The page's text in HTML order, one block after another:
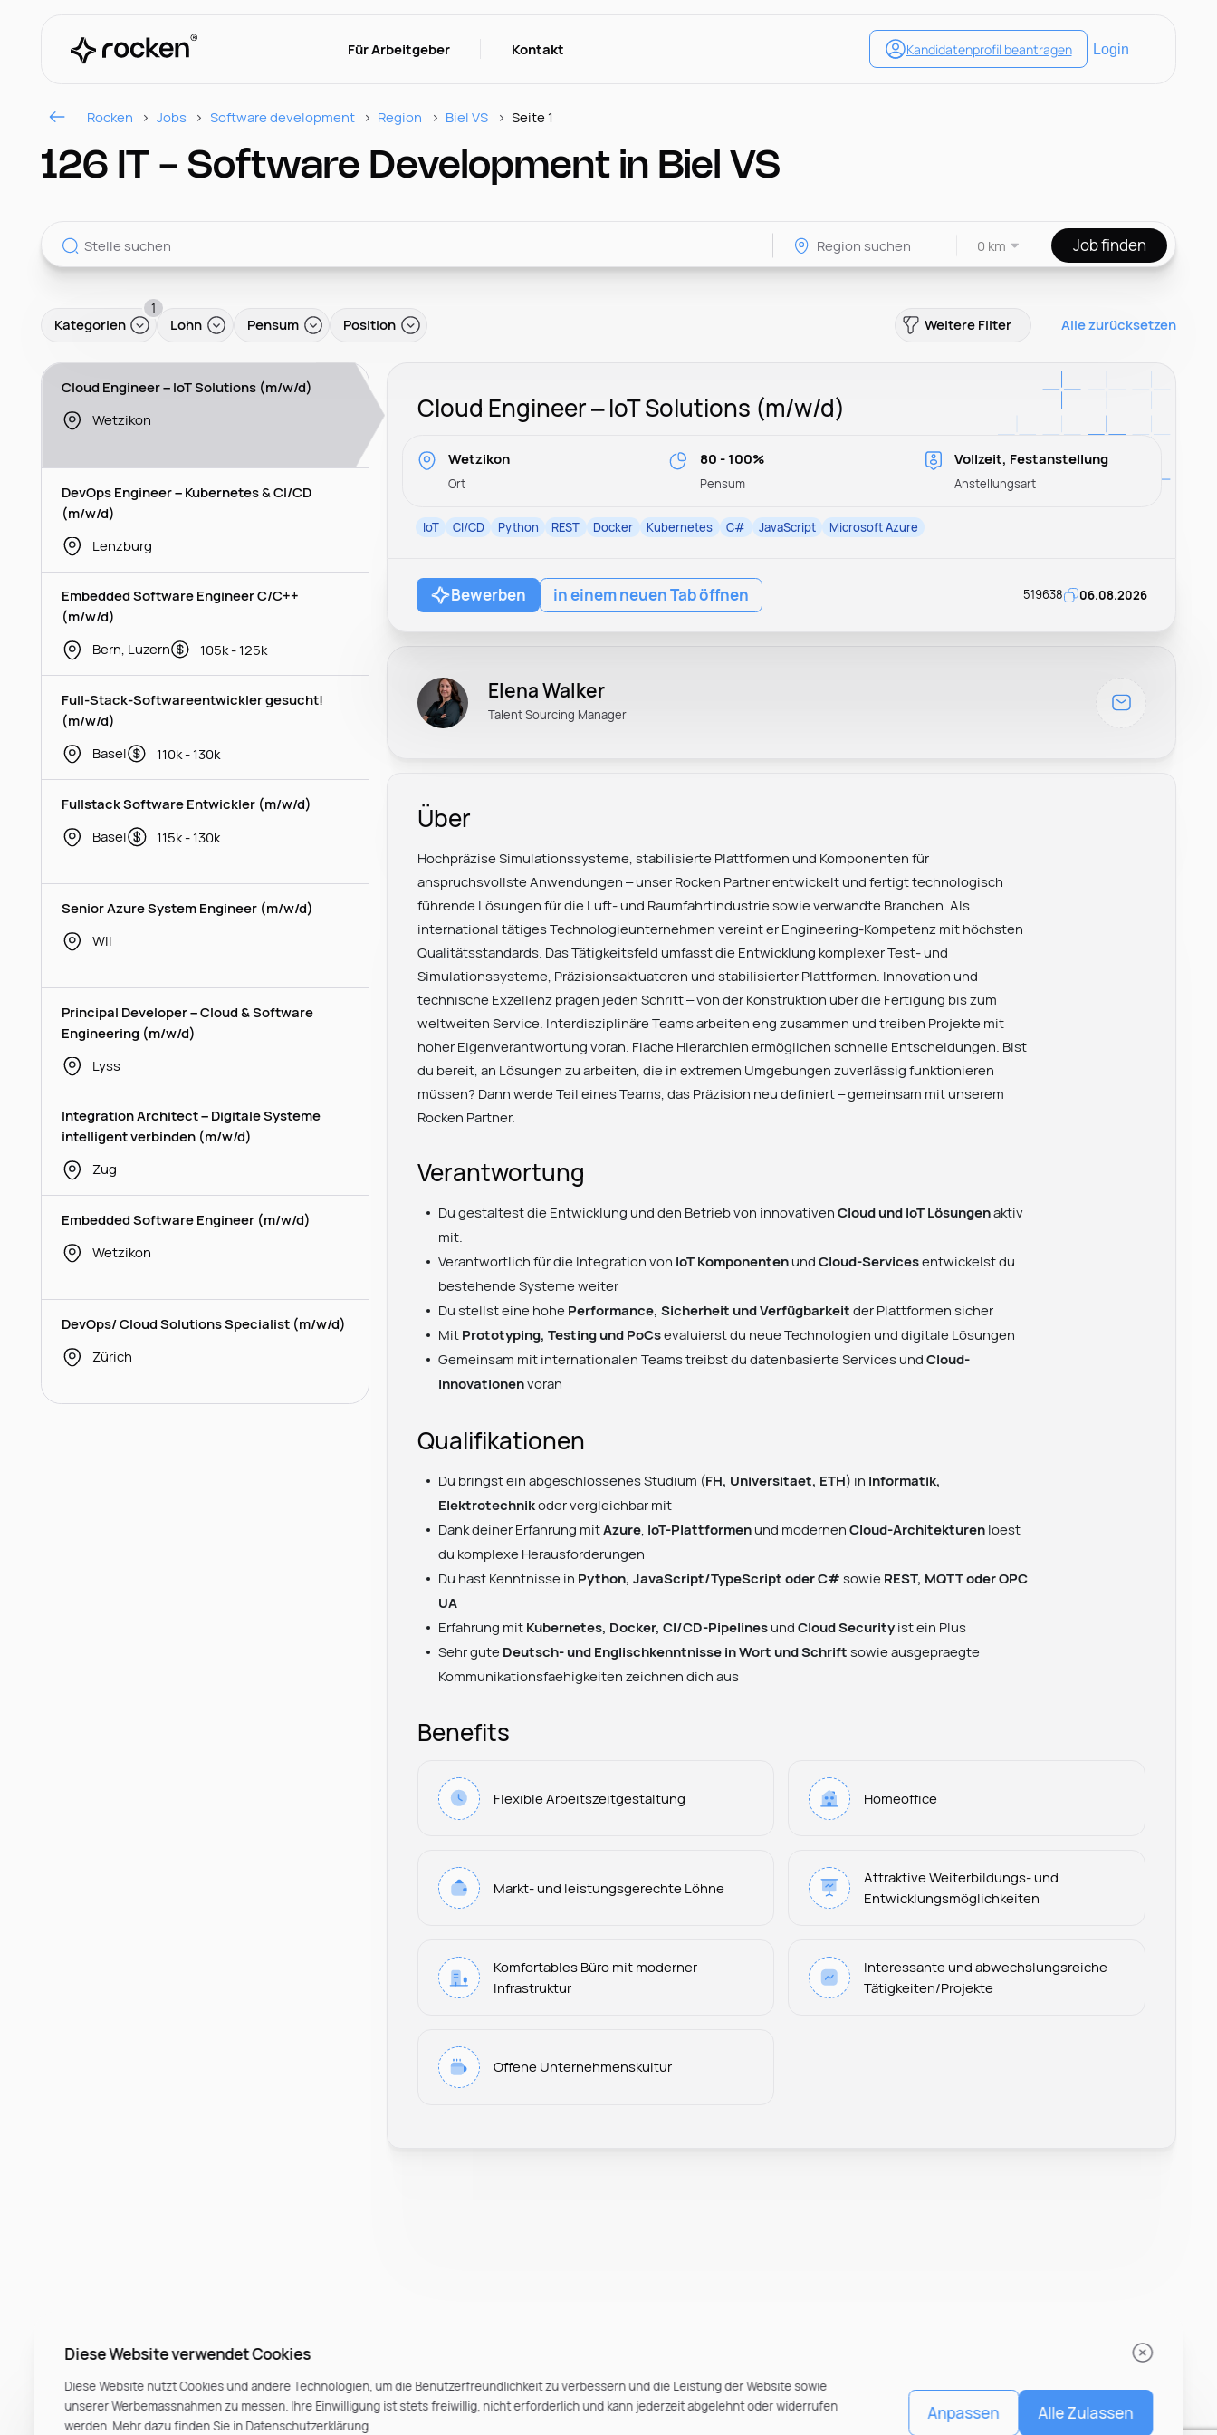
Für Arbeitgeber Kontakt
Rocken Jobs Software development Region Biel VS Seite 1
126 IT - Software Development in Biel VS
0 km Job finden
Kategorien
1
Lohn Pensum Position Weitere Filter Alle zurücksetzen
Cloud Engineer – IoT Solutions (m/w/d)
Wetzikon
DevOps Engineer – Kubernetes & CI/CD
(m/w/d)
Lenzburg
Embedded Software Engineer C/C++
(m/w/d)
Bern, Luzern
105k - 125k
Full-Stack-Softwareentwickler gesucht!
(m/w/d)
Basel
110k - 130k
Fullstack Software Entwickler (m/w/d)
Basel
115k - 130k
Senior Azure System Engineer (m/w/d)
Wil
Principal Developer – Cloud & Software
Engineering (m/w/d)
Lyss
Integration Architect – Digitale Systeme
intelligent verbinden (m/w/d)
Zug
Embedded Software Engineer (m/w/d)
Wetzikon
DevOps/ Cloud Solutions Specialist (m/w/d)
Zürich
Cloud Engineer – IoT Solutions (m/w/d)
Wetzikon
Ort
80 - 100%
Pensum
Vollzeit, Festanstellung
Anstellungsart
IoT CI/CD Python REST Docker Kubernetes C# JavaScript Microsoft Azure
Bewerben in einem neuen Tab öffnen 519638 06.08.2026
Elena Walker
Talent Sourcing Manager
Über
Hochpräzise Simulationssysteme, stabilisierte Plattformen und Komponenten für
anspruchsvollste Anwendungen – unser Rocken Partner entwickelt und fertigt technologisch
führende Lösungen für die Luft- und Raumfahrtindustrie sowie verwandte Branchen. Als
international tätiges Technologieunternehmen vereint er Engineering-Kompetenz mit höchsten
Qualitätsstandards. Das Tätigkeitsfeld umfasst die Entwicklung komplexer Test- und
Simulationssysteme, Präzisionsaktuatoren und stabilisierter Plattformen. Innovation und
technische Exzellenz prägen jeden Schritt – von der Konstruktion über die Fertigung bis zum
weltweiten Service. Interdisziplinäre Teams arbeiten eng zusammen und treiben Projekte mit
hoher Eigenverantwortung voran. Flache Hierarchien ermöglichen schnelle Entscheidungen. Bist
du bereit, an Lösungen zu arbeiten, die in extremen Umgebungen zuverlässig funktionieren
müssen? Dann werde Teil eines Teams, das Präzision neu definiert – gemeinsam mit unserem
Rocken Partner.
Verantwortung
Du gestaltest die Entwicklung und den Betrieb von innovativenCloud und IoT Lösungenaktiv
mit.
Verantwortlich für die Integration von IoT Komponenten undCloud-Servicesentwickelst du
bestehende Systeme weiter
Du stellst eine hohe Performance, Sicherheit und Verfügbarkeit der Plattformen sicher
Mit Prototyping, Testing und PoCsevaluierst du neue Technologien und digitale Lösungen
Gemeinsam mit internationalen Teams treibst du datenbasierte Services undCloud-
Innovationenvoran
Qualifikationen
Du bringst ein abgeschlossenes Studium (FH, Universitaet, ETH) in Informatik,
Elektrotechnikoder vergleichbar mit
Dank deiner Erfahrung mitAzure IoT-Plattformen und modernenCloud-Architekturen loest
du komplexe Herausforderungen
Du hast Kenntnisse in Python, JavaScript/TypeScript oder C# sowie REST, MQTT oder OPC
UA
Erfahrung mit Kubernetes, Docker, CI/CD-Pipelines undCloud Securityist ein Plus
Sehr gute Deutsch- und Englischkenntnisse in Wort und Schrift sowie ausgepraegte
Kommunikationsfaehigkeiten zeichnen dich aus
Benefits
Flexible Arbeitszeitgestaltung Homeoffice
Markt- und leistungsgerechte Löhne
Attraktive Weiterbildungs- und
Entwicklungsmöglichkeiten
Komfortables Büro mit moderner
Infrastruktur
Interessante und abwechslungsreiche
Tätigkeiten/Projekte
Offene Unternehmenskultur
Diese Website verwendet Cookies
Diese Website nutzt Cookies und andere Technologien, um die Benutzerfreundlichkeit zu verbessern und die Leistung der Website sowie
unserer Werbemassnahmen zu messen. Ihre Einwilligung ist stets freiwillig, nicht erforderlich und kann jederzeit abgelehnt oder widerrufen
werden. Mehr dazu finden Sie in Datenschutzerklärung.
Anpassen Alle Zulassen